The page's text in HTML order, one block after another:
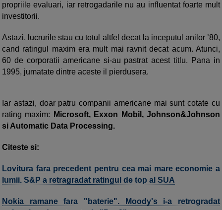
propriile evaluari, iar retrogadarile nu au influentat foarte mult
investitorii.
Astazi, lucrurile stau cu totul altfel decat la inceputul anilor ’80,
cand ratingul maxim era mult mai ravnit decat acum. Atunci,
60 de corporatii americane si-au pastrat acest titlu. Pana in
1995, jumatate dintre aceste il pierdusera.
Iar astazi, doar patru companii americane mai sunt cotate cu
rating maxim:
Microsoft, Exxon Mobil, Johnson&Johnson
si Automatic Data Processing.
Citeste si:
Lovitura fara precedent pentru cea mai mare economie a
lumii. S&P a retragradat ratingul de top al SUA
Nokia ramane fara "baterie". Moody's i-a retrogradat